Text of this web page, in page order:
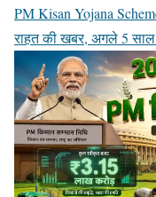
PM Kisan Yojana
राहत की खबर, अगले 5